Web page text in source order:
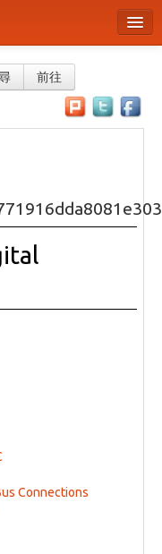
前往
Connections